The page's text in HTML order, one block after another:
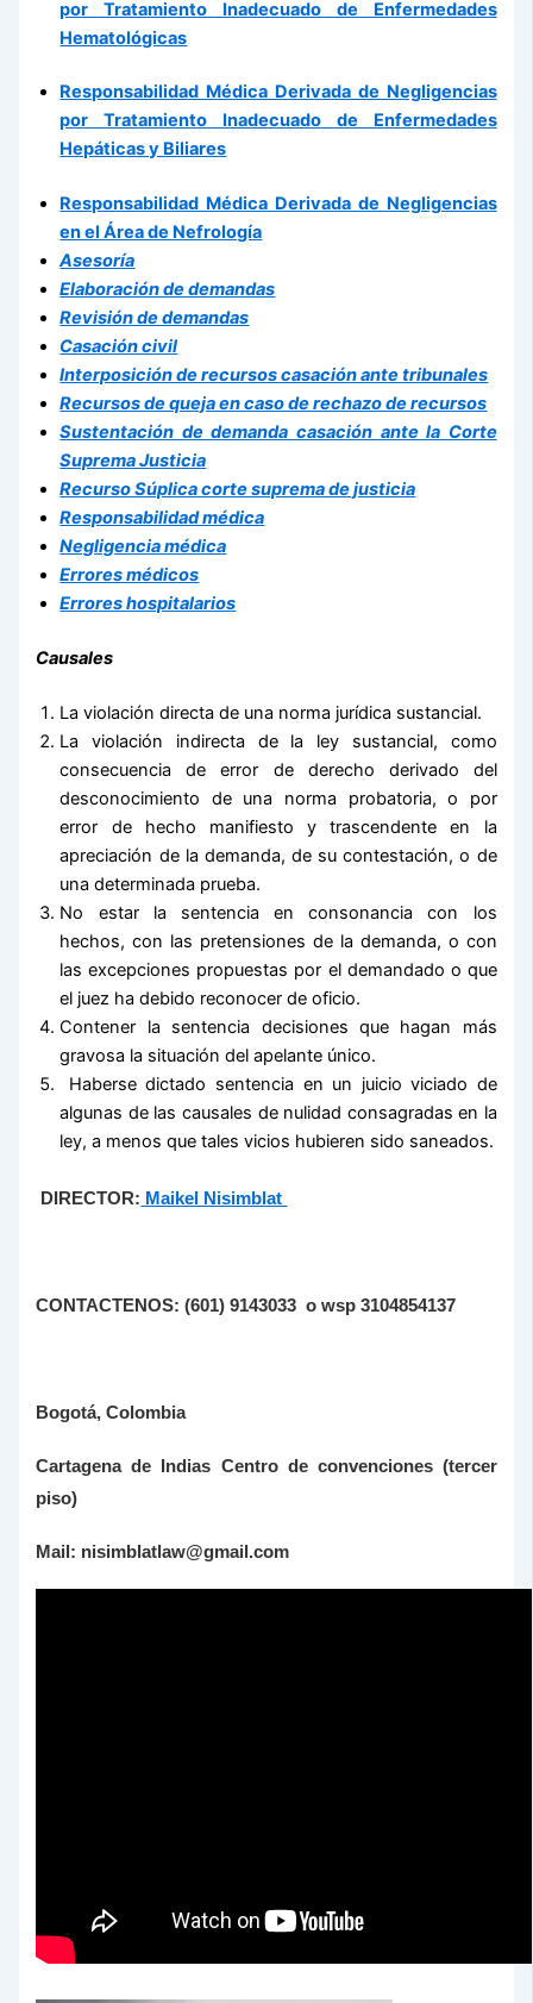
por Tratamiento Inadecuado de Enfermedades
Hematológicas
Responsabilidad Médica Derivada de Negligencias
por Tratamiento Inadecuado de Enfermedades
Hepáticas y Biliares
Responsabilidad Médica Derivada de Negligencias
en el Área de Nefrología
Asesoría
Elaboración de demandas
Revisión de demandas
Casación civil
Interposición de recursos casación ante tribunales
Recursos de queja en caso de rechazo de recursos
Sustentación de demanda casación ante la Corte
Suprema Justicia
Recurso Súplica corte suprema de justicia
Responsabilidad médica
Negligencia médica
Errores médicos
Errores hospitalarios
Causales
La violación directa de una norma jurídica sustancial.
La violación indirecta de la ley sustancial, como
consecuencia de error de derecho derivado del
desconocimiento de una norma probatoria, o por
error de hecho manifiesto y trascendente en la
apreciación de la demanda, de su contestación, o de
una determinada prueba.
No estar la sentencia en consonancia con los
hechos, con las pretensiones de la demanda, o con
las excepciones propuestas por el demandado o que
el juez ha debido reconocer de oficio.
Contener la sentencia decisiones que hagan más
gravosa la situación del apelante único.
Haberse dictado sentencia en un juicio viciado de
algunas de las causales de nulidad consagradas en la
ley, a menos que tales vicios hubieren sido saneados.
DIRECTOR: Maikel Nisimblat
CONTACTENOS: (601) 9143033 o wsp 3104854137
Bogotá, Colombia
Cartagena de Indias Centro de convenciones (tercer
piso)
Mail: nisimblatlaw@gmail.com